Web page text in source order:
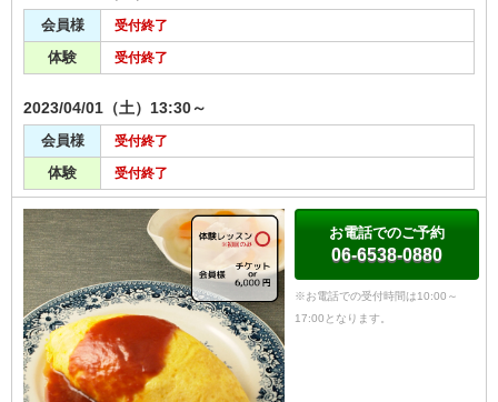
会員様 受付終了
体験 受付終了
2023/04/01（土）13:30～
会員様 受付終了
体験 受付終了
お電話でのご予約
06-6538-0880
※お電話での受付時間は10:00～
17:00となります。